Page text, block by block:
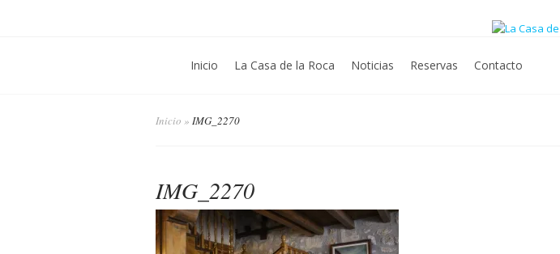
Inicio La Casa de la Roca Noticias Reservas Contacto
Inicio » IMG_2270
IMG_2270